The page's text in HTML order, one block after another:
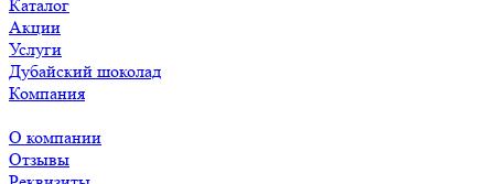
Каталог
Акции
Услуги
Дубайский шоколад
Компания
О компании
Отзывы